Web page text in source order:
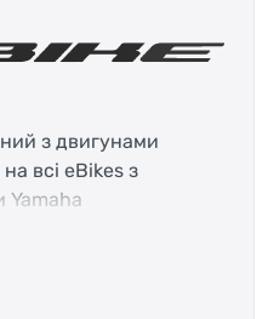
з двигунами
всі eBikes з
Yamaha